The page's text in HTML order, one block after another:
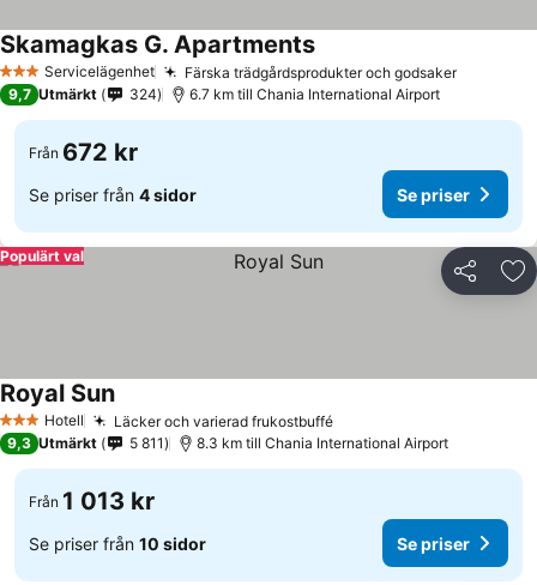
3 StjärnorServicelägenhet Färska trädgårdsprodukter och godsaker
Skamagkas G. Apartments
9,7 Utmärkt 324 6.7 km till Chania International Airport
Från 672 kr
Se priser från 4 sidor Se priser
Dela
Populärt val
3 StjärnorHotell Läcker och varierad frukostbuffé
Royal Sun
9,3 Utmärkt 5 811 8.3 km till Chania International Airport
Från 1 013 kr
Se priser från 10 sidor Se priser